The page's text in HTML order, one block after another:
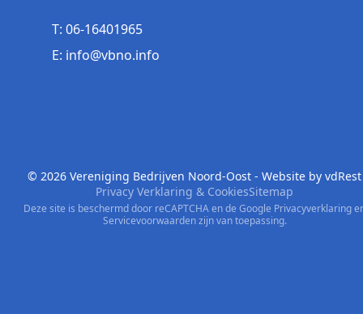
T: 06-16401965
E: info@vbno.info
© 2026 Vereniging Bedrijven Noord-Oost - Website by vdRest
Privacy Verklaring & CookiesSitemap
Deze site is beschermd door reCAPTCHA en de Google Privacyverklaring
Servicevoorwaardenzijn van toepassing.